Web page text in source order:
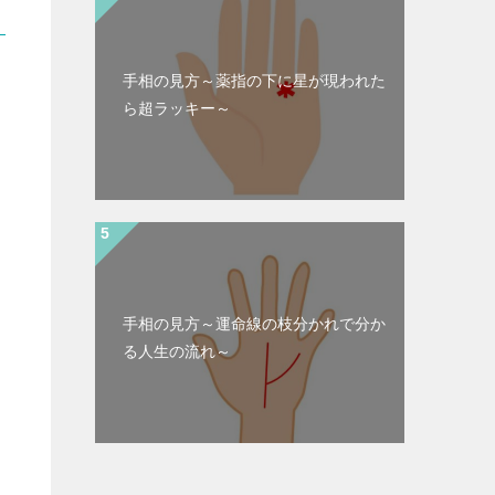
手相の見方～薬指の下に星が現われた
ら超ラッキー～
手相の見方～運命線の枝分かれで分か
る人生の流れ～